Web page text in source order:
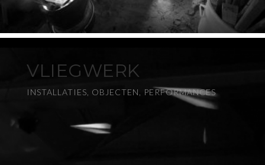
VLIEGWERK
INSTALLATIES, OBJECTEN, PERFORMANCES